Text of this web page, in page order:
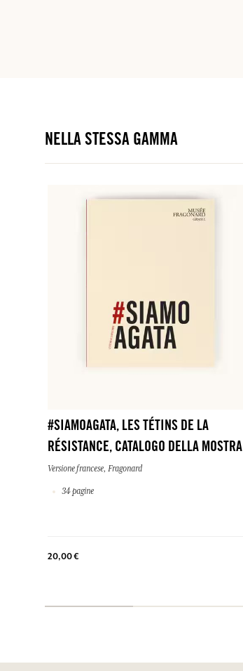
NELLA STESSA GAMMA
#SIAMOAGATA, LES TÉTINS DE LA
RÉSISTANCE, CATALOGO DELLA MOSTRA
Versione francese, Fragonard
34 pagine
20,00 €